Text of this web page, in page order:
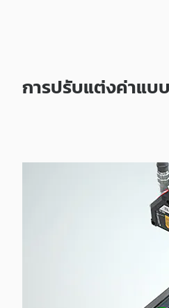
การปรับแต่งค่าแบ